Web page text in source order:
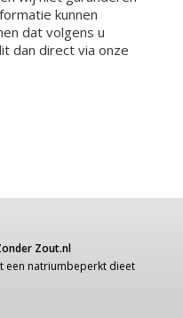
kunnen
dat volgens u
dan direct via onze
Zout.nl
een natriumbeperkt dieet